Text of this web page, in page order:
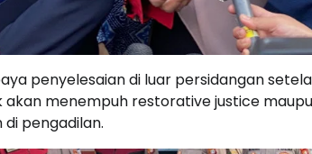
penyelesaian di luar persidangan
menempuh restorative justice
pengadilan.